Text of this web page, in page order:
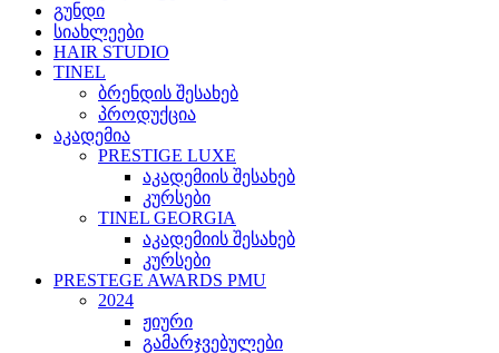
გუნდი
სიახლეები
HAIR STUDIO
TINEL
ბრენდის შესახებ
პროდუქცია
აკადემია
PRESTIGE LUXE
აკადემიის შესახებ
კურსები
TINEL GEORGIA
აკადემიის შესახებ
კურსები
PRESTEGE AWARDS PMU
2024
ჟიური
გამარჯვებულები